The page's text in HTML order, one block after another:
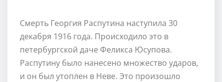
Смерть Георгия Распутина наступила 30
декабря 1916 года. Происходило это в
петербургской даче Феликса Юсупова.
Распутину было нанесено множество ударов,
и он был утоплен в Неве. Это произошло